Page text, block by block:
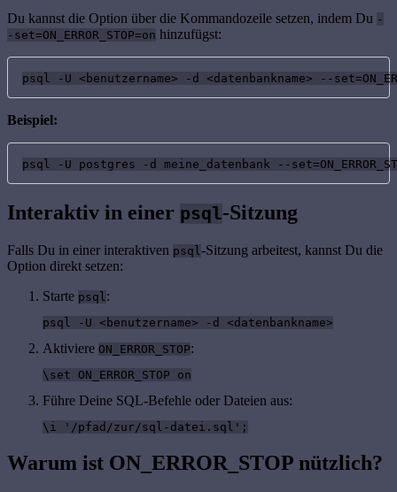
Du kannst die Option über die Kommandozeile setzen, indem Du -
-set=ON_ERROR_STOP=on hinzufügst:
psql -U <benutzername> -d <datenbankname> --
Beispiel:
psql -U postgres -d meine_datenbank --
Interaktiv in einer psql-Sitzung
Falls Du in einer interaktiven psql-Sitzung arbeitest, kannst Du die
Option direkt setzen:
Starte psql:
psql -U <benutzername> -d <datenbankname>
Aktiviere ON_ERROR_STOP:
\set ON_ERROR_STOP on
Führe Deine SQL-Befehle oder Dateien aus:
\i '/pfad/zur/sql-datei.sql';
Warum ist ON_ERROR_STOP nützlich?